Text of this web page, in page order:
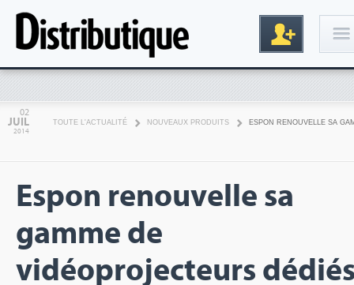
02
JUIL
2014
TOUTE L'ACTUALITÉ NOUVEAUX PRODUITS ESPON RENOUVELLE SA
Espon renouvelle sa
gamme de
vidéoprojecteurs